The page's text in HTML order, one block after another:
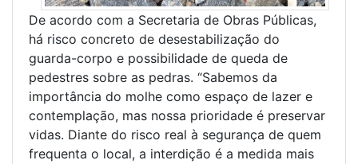
De acordo com a Secretaria de Obras Públicas,
há risco concreto de desestabilização do
guarda-corpo e possibilidade de queda de
pedestres sobre as pedras. “Sabemos da
importância do molhe como espaço de lazer e
contemplação, mas nossa prioridade é preservar
vidas. Diante do risco real à segurança de quem
frequenta o local, a interdição é a medida mais